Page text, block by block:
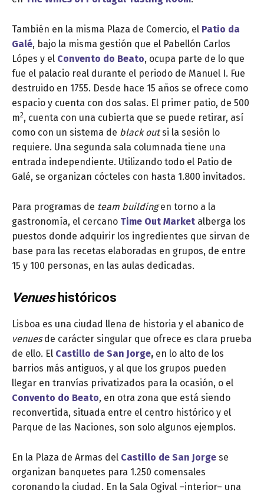
También en la misma Plaza de Comercio, el Patio da
Galé, bajo la misma gestión que el Pabellón Carlos
Lópes y el Convento do Beato, ocupa parte de lo que
fue el palacio real durante el periodo de Manuel I. Fue
destruido en 1755. Desde hace 15 años se ofrece como
espacio y cuenta con dos salas. El primer patio, de 500
m2, cuenta con una cubierta que se puede retirar, así
como con un sistema de black outsi la sesión lo
requiere. Una segunda sala columnada tiene una
entrada independiente. Utilizando todo el Patio de
Galé, se organizan cócteles con hasta 1.800 invitados.
Para programas de team buildingen torno a la
gastronomía, el cercano Time Out Market alberga los
puestos donde adquirir los ingredientes que sirvan de
base para las recetas elaboradas en grupos, de entre
15 y 100 personas, en las aulas dedicadas.
Venueshistóricos
Lisboa es una ciudad llena de historia y el abanico de
venuesde carácter singular que ofrece es clara prueba
de ello. El Castillo de San Jorge, en lo alto de los
barrios más antiguos, y al que los grupos pueden
llegar en tranvías privatizados para la ocasión, o el
Convento do Beato, en otra zona que está siendo
reconvertida, situada entre el centro histórico y el
Parque de las Naciones, son solo algunos ejemplos.
En la Plaza de Armas del Castillo de San Jorge se
organizan banquetes para 1.250 comensales
coronando la ciudad. En la Sala Ogival –interior– una